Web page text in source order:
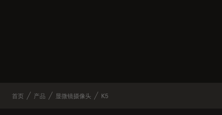
首页 产品 显微镜摄像头 K5